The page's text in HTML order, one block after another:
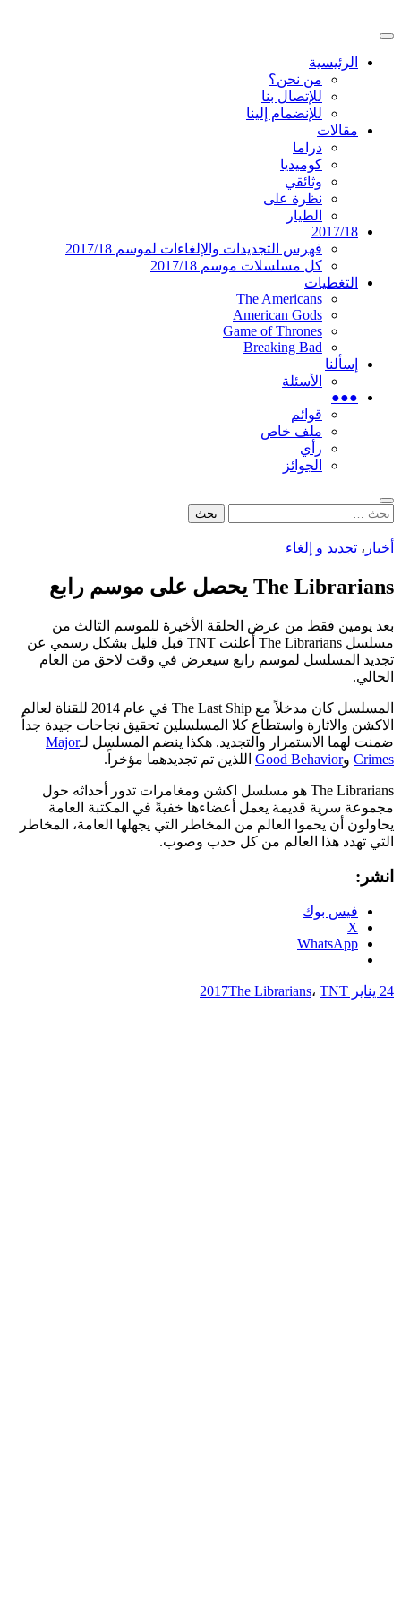
إلى
دليل التلفزيون العربي
موقع عربي متخصص في أخبار ومقالات حول
المسلسلات الأجنبية
القائمة
الرئيسيةالرئيسية
من نحن؟
للإتصال بنا
للإنضمام إلينا
مقالات
دراما
كوميديا
وثائقي
نظرة على
الطيار
2017/18
فهرس التجديدات والإلغاءات لموسم 2017/18
كل مسلسلات موسم 2017/18
التغطيات
The Americans
American Gods
Game of Thrones
Breaking Bad
إسألنا
الأسئلة
●●●
قوائم
ملف خاص
رأي
الجوائز
بحث
البحث
أخبار ، تجديد و إلغاء
The Librarians يحصل على موسم رابع
بعد يومين فقط من عرض الحلقة الأخيرة للموسم الثالث من
مسلسل The Librarians أعلنت TNT قبل قليل بشكل رسمي عن
تجديد المسلسل لموسم رابع سيعرض في وقت لاحق من العام
الحالي.
المسلسل كان مدخلاً مع The Last Ship في عام 2014 للقناة لعالم
الاكشن والاثارة واستطاع كلا المسلسلين تحقيق نجاحات جيدة جداً
ضمنت لهما الاستمرار والتجديد. هكذا ينضم المسلسل لـMajor
Crimes وGood Behavior اللذين تم تجديدهما مؤخراً.
The Librarians هو مسلسل اكشن ومغامرات تدور أحداثه حول
مجموعة سرية قديمة يعمل أعضاءها خفيةً في المكتبة العامة
يحاولون أن يحموا العالم من المخاطر التي يجهلها العامة، المخاطر
التي تهدد هذا العالم من كل حدب وصوب.
انشر:
فيس بوك
X
WhatsApp
24 يناير 2017 The Librarians، TNT